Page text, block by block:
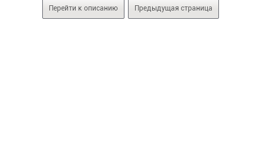
Перейти к описанию Предыдущая страница